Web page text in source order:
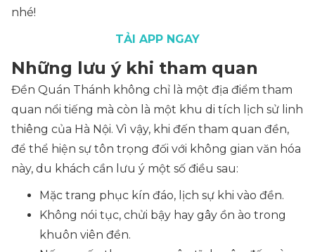
nhé!
TẢI APP NGAY
Những lưu ý khi tham quan
Đền Quán Thánh không chỉ là một địa điểm tham
quan nổi tiếng mà còn là một khu di tích lịch sử linh
thiêng của Hà Nội. Vì vậy, khi đến tham quan đền,
để thể hiện sự tôn trọng đối với không gian văn hóa
này, du khách cần lưu ý một số điều sau:
Mặc trang phục kín đáo, lịch sự khi vào đền.
Không nói tục, chửi bậy hay gây ồn ào trong
khuôn viên đền.